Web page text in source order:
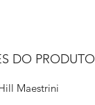
DO PRODUTO
Maestrini